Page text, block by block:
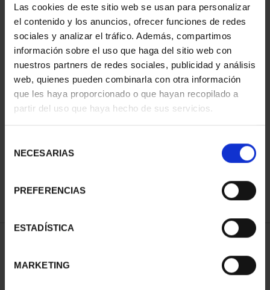
Las cookies de este sitio web se usan para personalizar
el contenido y los anuncios, ofrecer funciones de redes
sociales y analizar el tráfico. Además, compartimos
información sobre el uso que haga del sitio web con
nuestros partners de redes sociales, publicidad y análisis
web, quienes pueden combinarla con otra información
que les haya proporcionado o que hayan recopilado a
partir del uso que haya hecho de sus servicios.
NECESARIAS
PREFERENCIAS
ESTADÍSTICA
MARKETING
73,00 €